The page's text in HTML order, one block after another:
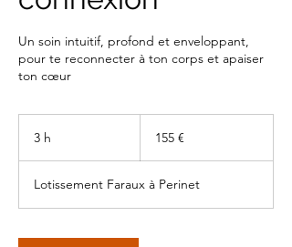
Un soin intuitif, profond et enveloppant,
pour te reconnecter à ton corps et apaiser
ton cœur
3 h 155 €
Lotissement Faraux à Perinet